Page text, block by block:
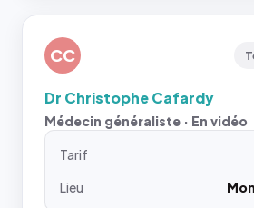
CC
Dr Christophe Cafardy
Médecin généraliste · En vidéo
Tarif
Lieu